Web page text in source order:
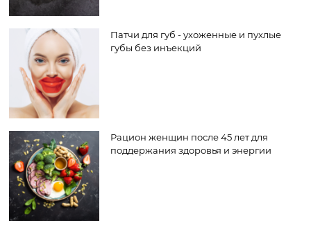
Патчи для губ - ухоженные и пухлые
губы без инъекций
Рацион женщин после 45 лет для
поддержания здоровья и энергии